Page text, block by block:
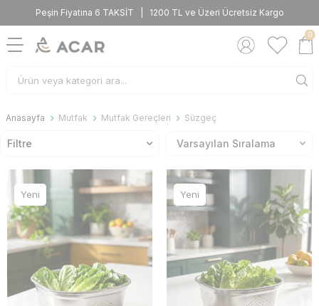
Peşin Fiyatına 6 TAKSİT | 1200 TL ve Üzeri Ücretsiz Kargo
0
Anasayfa Mutfak Mutfak Gereçleri Süzgeç
Filtre
Yeni Yeni